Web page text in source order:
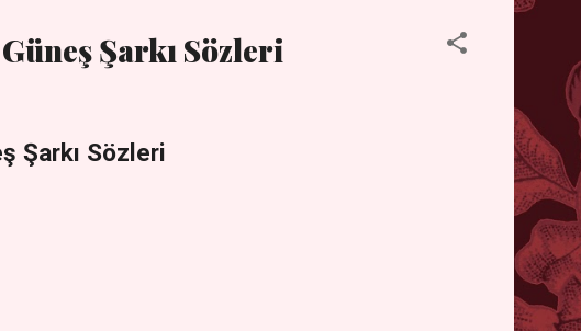
Şarkı Sözleri
Şarkı Sözleri